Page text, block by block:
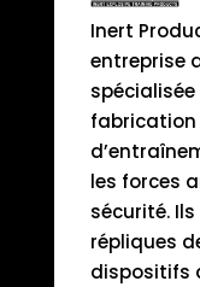
Inert
entreprise
fabrication
les forces
sécurité.
répliques
dispositifs